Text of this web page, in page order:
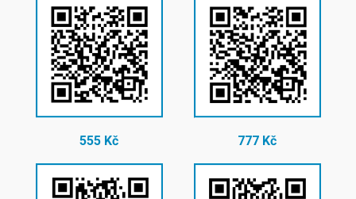
555 Kč 777 Kč